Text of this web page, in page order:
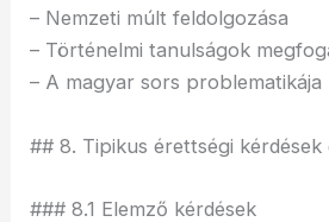
– Nemzeti múlt feldolgozása
– Történelmi tanulságok
– A magyar sors problematikája
## 8. Tipikus érettségi kérdések
### 8.1 Elemző kérdések